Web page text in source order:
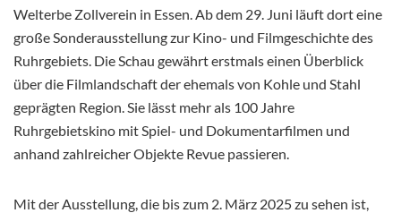
Welterbe Zollverein in Essen. Ab dem 29. Juni läuft dort eine
große Sonderausstellung zur Kino- und Filmgeschichte des
Ruhrgebiets. Die Schau gewährterstmals einen Überblick
über die Filmlandschaft der ehemals von Kohle und Stahl
geprägten Region. Sie lässt mehr als 100 Jahre
Ruhrgebietskino mit Spiel- und Dokumentarfilmen und
anhand zahlreicher Objekte Revue passieren.
Mit der Ausstellung, die bis zum 2. März 2025 zu sehen ist,